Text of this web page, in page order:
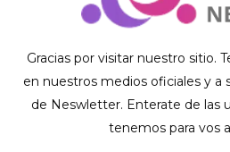
Gracias por visitar nuestro sitio.
en nuestros medios oficiales y a
de Neswletter. Enterate de las
tenemos para vos